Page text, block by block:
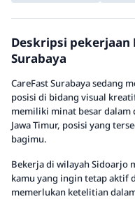
Deskripsi pekerjaan
Surabaya
CareFast Surabaya sedang
posisi di bidang visual
memiliki minat besar
Jawa Timur, posisi yang
bagimu.
Bekerja di wilayah Sidoarjo
kamu yang ingin tetap aktif
memerlukan ketelitian